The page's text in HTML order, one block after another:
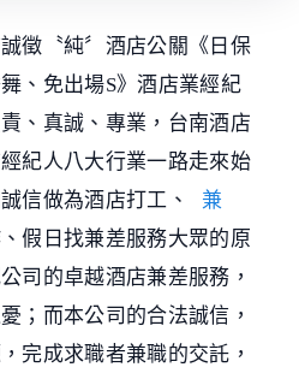
徵〝純〞酒店公關《日保
、免出場S》酒店業經紀
、真誠、專業，台南酒店
紀人八大行業一路走來始
信做為酒店打工、
兼
假日找兼差服務大眾的原
司的卓越酒店兼差服務，
；而本公司的合法誠信，
完成求職者兼職的交託，